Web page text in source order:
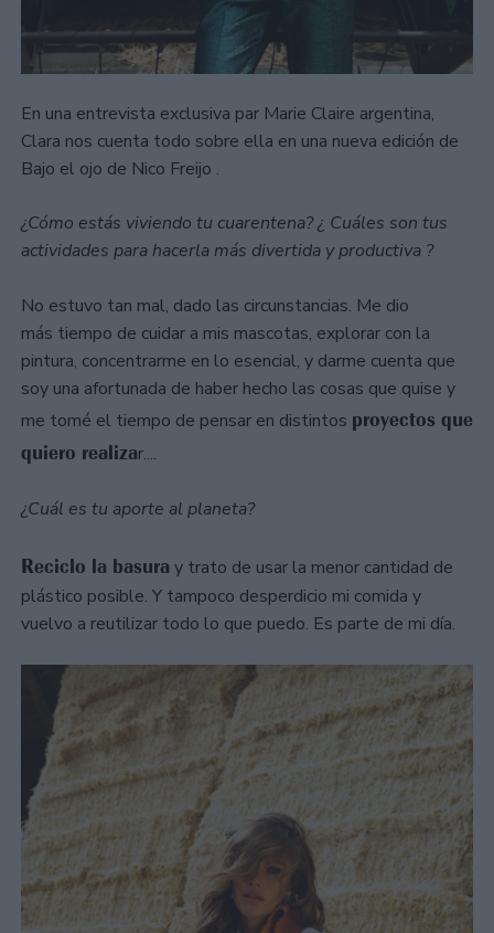
En una entrevista exclusiva par Marie Claire argentina,
Clara nos cuenta todo sobre ella en una nueva edición de
Bajo el ojo de Nico Freijo .
¿Cómo estás viviendo tu cuarentena? ¿ Cuáles son tus
actividades para hacerla más divertida y productiva ?
No estuvo tan mal, dado las circunstancias. Me dio
más tiempo de cuidar a mis mascotas, explorar con la
pintura, concentrarme en lo esencial, y darme cuenta que
soy una afortunada de haber hecho las cosas que quise y
me tomé el tiempo de pensar en distintos proyectos que
quiero realizar....
¿Cuál es tu aporte al planeta?
Reciclo la basura y trato de usar la menor cantidad de
plástico posible. Y tampoco desperdicio mi comida y
vuelvo a reutilizar todo lo que puedo. Es parte de mi día.